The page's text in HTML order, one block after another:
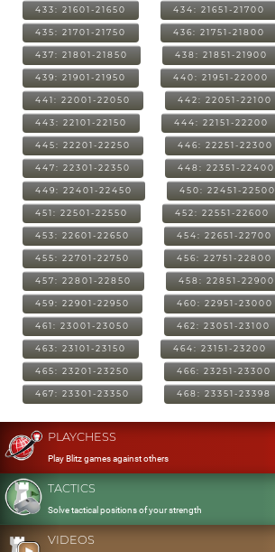
433: 21601-21650 434: 21651-21700
435: 21701-21750 436: 21751-21800
437: 21801-21850 438: 21851-21900
439: 21901-21950 440: 21951-22000
441: 22001-22050 442: 22051-22100
443: 22101-22150 444: 22151-22200
445: 22201-22250 446: 22251-22300
447: 22301-22350 448: 22351-22400
449: 22401-22450 450: 22451-22500
451: 22501-22550 452: 22551-22600
453: 22601-22650 454: 22651-22700
455: 22701-22750 456: 22751-22800
457: 22801-22850 458: 22851-22900
459: 22901-22950 460: 22951-23000
461: 23001-23050 462: 23051-23100
463: 23101-23150 464: 23151-23200
465: 23201-23250 466: 23251-23300
467: 23301-23350 468: 23351-23398
PLAYCHESS
Play Blitz games against others
TACTICS
Solve tactical positions of your strength
VIDEOS